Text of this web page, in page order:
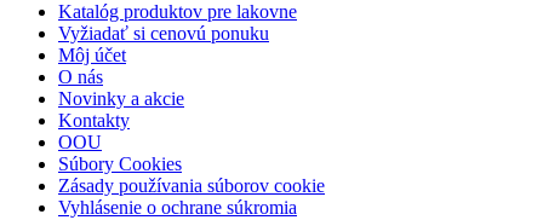
Katalóg produktov pre lakovne
Vyžiadať si cenovú ponuku
Môj účet
O nás
Novinky a akcie
Kontakty
OOU
Súbory Cookies
Zásady používania súborov cookie
Vyhlásenie o ochrane súkromia